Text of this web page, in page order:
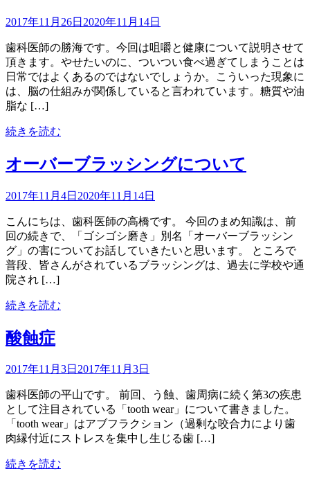
2017年11月26日 2020年11月14日
歯科医師の勝海です。今回は咀嚼と健康について説明させて
頂きます。やせたいのに、ついつい食べ過ぎてしまうことは
日常ではよくあるのではないでしょうか。こういった現象に
は、脳の仕組みが関係していると言われています。糖質や油
脂な […]
続きを読む
オーバーブラッシングについて
2017年11月4日 2020年11月14日
こんにちは、歯科医師の高橋です。 今回のまめ知識は、前
回の続きで、「ゴシゴシ磨き」別名「オーバーブラッシン
グ」の害についてお話していきたいと思います。 ところで
普段、皆さんがされているブラッシングは、過去に学校や通
院され […]
続きを読む
酸蝕症
2017年11月3日 2017年11月3日
歯科医師の平山です。 前回、う蝕、歯周病に続く第3の疾患
として注目されている「tooth wear」について書きました。
「tooth wear」はアブフラクション（過剰な咬合力により歯
肉縁付近にストレスを集中し生じる歯 […]
続きを読む